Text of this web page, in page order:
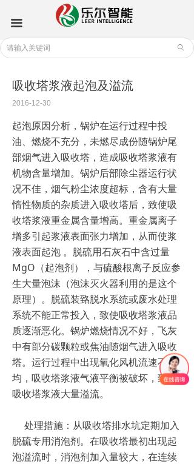
끀
ꄙ
新闻中心
吸收塔浆液起泡及溢流
起泡原因分析，锅炉在运行过程中投
油、燃烧不充分，未燃尽成份随锅炉尾
部烟气进入吸收塔，造成吸收塔浆液有
机物含量增加。锅炉后部除尘器运行状
况不佳，烟气粉尘浓度超标，含有大量
惰性物质的杂质进入吸收塔后，致使吸
收塔浆液重金属含量增高。重金属离子
增多引起浆液表面张力增加，从而使浆
液表面起泡 。脱硫用石灰石中含过量
MgO（起泡剂），与硫酸根离子反应参
生大量泡沫（泡沫灭火器利用的是这个
原理）。脱硫装臵脱水系统或废水处理
系统不能正常投入，致使吸收塔浆液品
质逐渐恶化。锅炉燃烧情况不好，飞灰
中有部分碳颗粒或焦油随烟气进入吸收
塔。运行过程中出现氧化风机流速不
均，吸收塔浆液气液平衡被破坏，致使
吸收塔浆液大量溢流。
处理措施：从吸收塔排水坑定期加入
脱硫专用消泡剂。在吸收塔最初出现起
泡溢流时，消泡剂加入量较大，在连续
2016-12-30